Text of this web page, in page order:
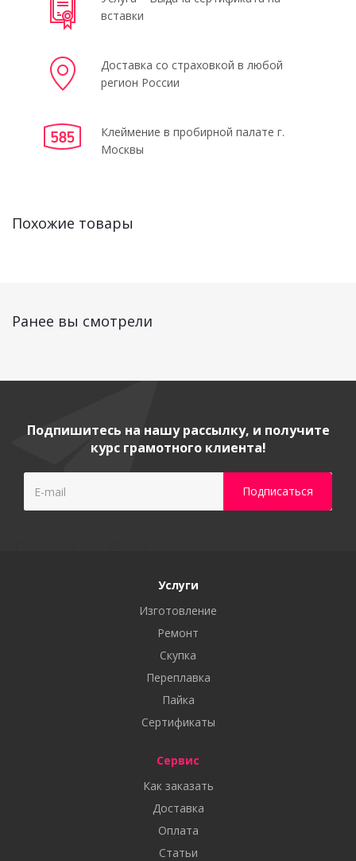
вставки
Доставка со страховкой в любой
регион России
Клеймение в пробирной палате г.
Москвы
Похожие товары
Ранее вы смотрели
Подпишитесь на нашу рассылку, и получите
курс грамотного клиента!
Услуги
Изготовление
Ремонт
Скупка
Переплавка
Пайка
Сертификаты
Сервис
Как заказать
Доставка
Оплата
Статьи